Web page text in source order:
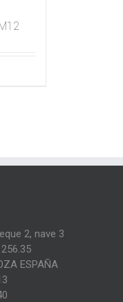
2, nave 3
ESPAÑA